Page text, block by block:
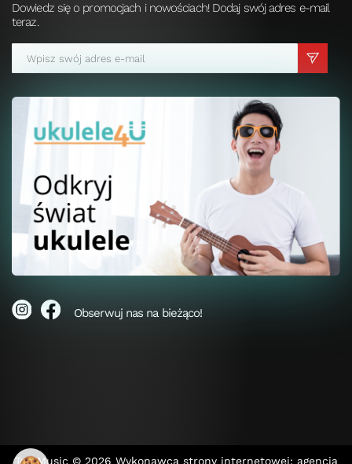
Dowiedz się o promocjach i nowościach! Dodaj swój adres e-mail
teraz.
Obserwuj nas na bieżąco!
Top Music © 2026 Wykonawca strony internetowej: agencja